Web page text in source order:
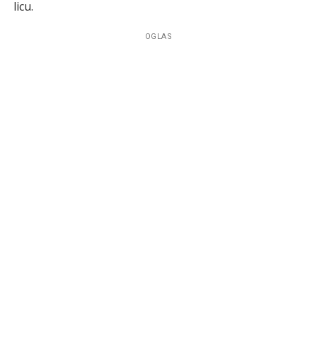
licu.
OGLAS